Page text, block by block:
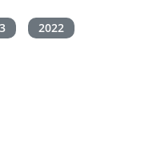
2022